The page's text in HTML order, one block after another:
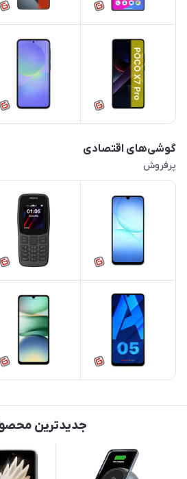
گوشی‌های اقتصادی
پرفروش
جدیدترین